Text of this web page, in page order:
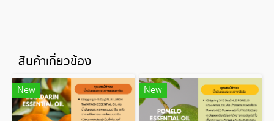
สินค้าเกี่ยวข้อง
New New